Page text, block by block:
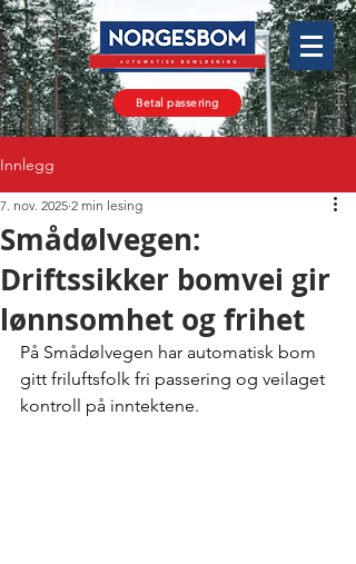
Betal passering
Innlegg
Smådølvegen:
Driftssikker bomvei gir
lønnsomhet og frihet
7. nov. 2025 2 min lesing
På Smådølvegen har automatisk bom
gitt friluftsfolk fri passering og veilaget
kontroll på inntektene.